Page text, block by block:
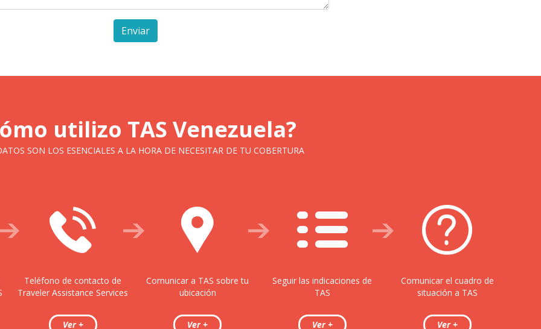
Enviar
utilizo TAS Venezuela?
SON LOS ESENCIALES A LA HORA DE NECESITAR DE TU COBERTURA
Teléfono de contacto de
Traveler Assistance Services
Comunicar a TAS sobre tu
ubicación
Seguir las indicaciones de
TAS
Comunicar el cuadro de
situación a TAS